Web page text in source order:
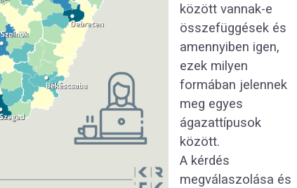
között vannak-e
összefüggések és
amennyiben igen,
ezek milyen
formában jelennek
meg egyes
ágazattípusok
között.
A kérdés
megválaszolása és